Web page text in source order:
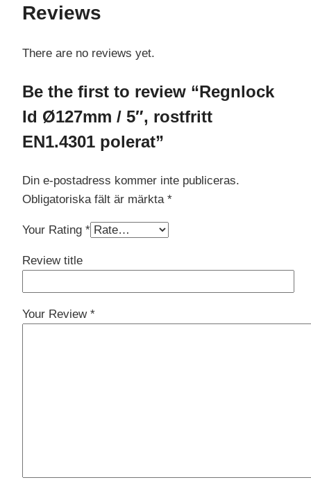
Reviews
There are no reviews yet.
Be the first to review “Regnlock
Id Ø127mm / 5″, rostfritt
EN1.4301 polerat”
Din e-postadress kommer inte publiceras.
Obligatoriska fält är märkta *
Your Rating *
Review title
Your Review *